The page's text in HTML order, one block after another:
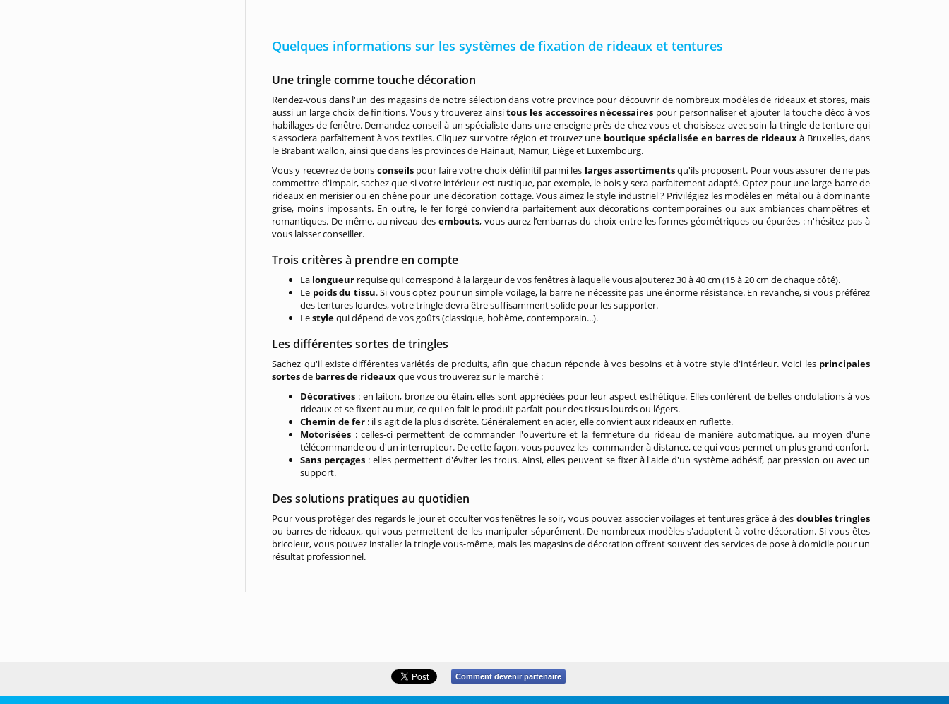
Quelques informations sur les systèmes de fixation de rideaux et tentures
Une tringle comme touche décoration
Rendez-vous dans l'un des magasins de notre sélection dans votre province pour découvrir de nombreux modèles de rideaux et stores, mais
aussi un large choix de finitions. Vous y trouverez ainsitous les accessoires nécessaires pour personnaliser et ajouter la touche déco à vos
habillages de fenêtre. Demandez conseil à un spécialiste dans une enseigne près de chez vous et choisissez avec soin la tringle de tenture qui
s'associera parfaitement à vos textiles. Cliquez sur votre région et trouvez une boutique spécialisée en barres de rideauxà Bruxelles, dans
le Brabant wallon, ainsi que dans les provinces de Hainaut, Namur, Liège et Luxembourg.
Vous y recevrez de bons conseils pour faire votre choix définitif parmi les larges assortimentsqu'ils proposent. Pour vous assurer de ne pas
commettre d'impair, sachez que si votre intérieur est rustique, par exemple, le bois y sera parfaitement adapté. Optez pour une large barre de
rideaux en merisier ou en chêne pour une décoration cottage. Vous aimez le style industriel ? Privilégiez les modèles en métal ou à dominante
grise, moins imposants. En outre, le fer forgé conviendra parfaitement aux décorations contemporaines ou aux ambiances champêtres et
romantiques. De même, au niveau desembouts, vous aurez l’embarras du choix entre les formes géométriques ou épurées : n'hésitez pas à
vous laisser conseiller.
Trois critères à prendre en compte
La longueur requise qui correspond à la largeur de vos fenêtres à laquelle vous ajouterez 30 à 40 cm (15 à 20 cm de chaque côté).
Le poids du tissu. Si vous optez pour un simple voilage, la barre ne nécessite pas une énorme résistance. En revanche, si vous préférez
des tentures lourdes, votre tringle devra être suffisamment solide pour les supporter.
Lestylequi dépend de vos goûts (classique, bohème, contemporain...).
Les différentes sortes de tringles
Sachez qu'il existe différentes variétés de produits, afin que chacun réponde à vos besoins et à votre style d'intérieur. Voici les principales
sortesde barres de rideauxque vous trouverez sur le marché :
Décoratives : en laiton, bronze ou étain, elles sont appréciées pour leur aspect esthétique. Elles confèrent de belles ondulations à vos
rideaux et se fixent au mur, ce qui en fait le produit parfait pour des tissus lourds ou légers.
Chemin de fer : il s'agit de la plus discrète. Généralement en acier, elle convient aux rideaux en ruflette.
Motorisées : celles-ci permettent de commander l'ouverture et la fermeture du rideau de manière automatique, au moyen d'une
télécommande ou d'un interrupteur. De cette façon, vous pouvez les commander à distance, ce qui vous permet un plus grand confort.
Sans perçages : elles permettent d'éviter les trous. Ainsi, elles peuvent se fixer à l'aide d'un système adhésif, par pression ou avec un
support.
Des solutions pratiques au quotidien
Pour vous protéger des regards le jour et occulter vos fenêtres le soir, vous pouvez associer voilages et tentures grâce à des doubles tringles
ou barres de rideaux, qui vous permettent de les manipuler séparément. De nombreux modèles s'adaptent à votre décoration. Si vous êtes
bricoleur, vous pouvez installer la tringle vous-même, mais les magasins de décoration offrent souvent des services de pose à domicile pour un
résultat professionnel.
Comment devenir partenaire